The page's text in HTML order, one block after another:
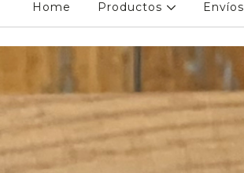
Home Productos Envíos